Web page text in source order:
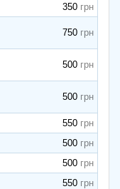
350
750
500
500
550
500
500
550